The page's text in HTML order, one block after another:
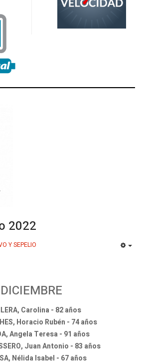
2022
Y SEPELIO
DICIEMBRE
Carolina - 82 años
Horacio Rubén - 74 años
Angela Teresa - 91 años
Juan Antonio - 83 años
Nélida Isabel - 67 años